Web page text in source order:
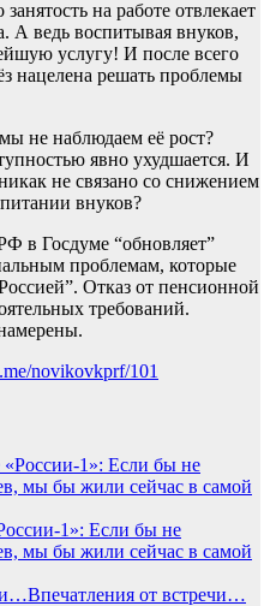
на работе отвлекает
А ведь воспитывая внуков,
услугу! И после всего
нацелена решать проблемы
не наблюдаем её рост?
явно ухудшается. И
не связано со снижением
внуков?
в Госдуме “обновляет”
проблемам, которые
Отказ от пенсионной
требований.
novikovkprf/101
1»: Если бы не
мы бы жили сейчас в самой
Впечатления от встречи…